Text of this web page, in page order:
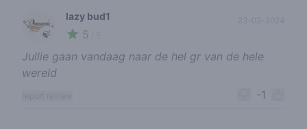
🍃
lazy bud1
5
23-03-2024
Jullie gaan vandaag naar de hel gr van de hele
wereld
-1